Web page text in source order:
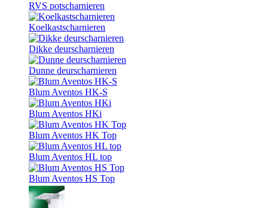
RVS potscharnieren
Koelkastscharnieren
Dikke deurscharnieren
Dunne deurscharnieren
Blum Aventos HK-S
Blum Aventos HKi
Blum Aventos HK Top
Blum Aventos HL top
Blum Aventos HS Top